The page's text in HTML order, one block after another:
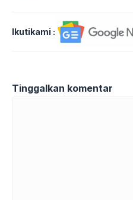
Ikutikami :
Tinggalkan komentar